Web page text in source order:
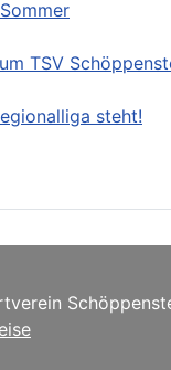
TSV
steht!